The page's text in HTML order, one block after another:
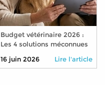
Budget vétérinaire 2026 :
Les 4 solutions méconnues
moindre coût
16 juin 2026 Lire l'article